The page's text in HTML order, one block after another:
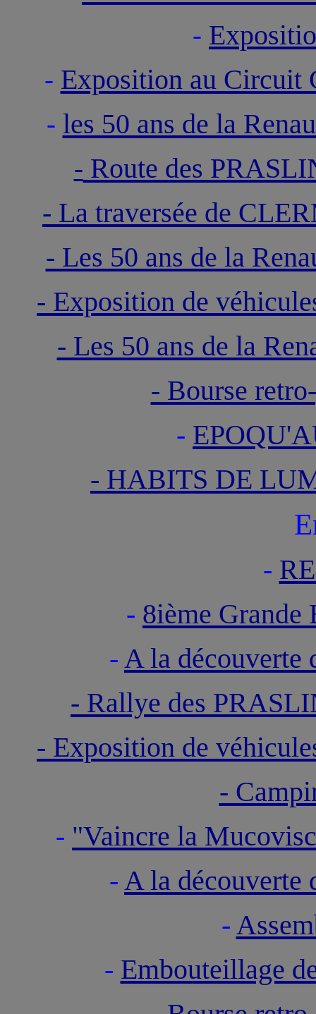
-
- Exposition au Circuit
- les 50 ans de la
- Route des
- La traversée de
- Les 50 ans de la
- Exposition de
- Les 50 ans de la
- Bourse
-
- HABITS DE
-
- 8ième
- A la découverte
- Rallye des
- Exposition de
-
- "Vaincre la
- A la découverte
-
- Embouteillage